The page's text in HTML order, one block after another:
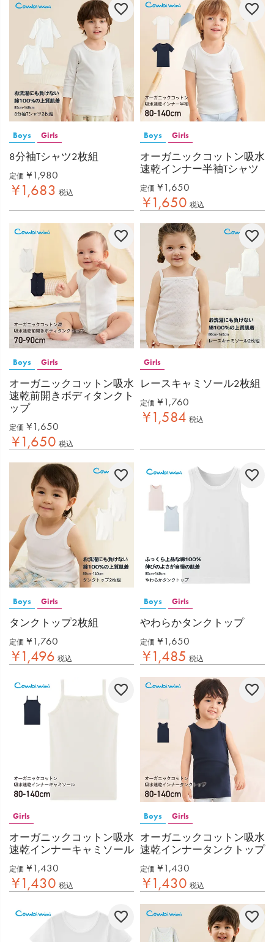
Boys Girls
8分袖Tシャツ2枚組
定価 ¥ 1,980
¥1,683 税込
Boys Girls
オーガニックコットン吸水
速乾インナー半袖Tシャツ
定価 ¥ 1,650
¥1,650 税込
Boys Girls
オーガニックコットン吸水
速乾前開きボディタンクト
ップ
定価 ¥ 1,650
¥1,650 税込
Girls
レースキャミソール2枚組
定価 ¥ 1,760
¥1,584 税込
Boys Girls
タンクトップ2枚組
定価 ¥ 1,760
¥1,496 税込
Boys Girls
やわらかタンクトップ
定価 ¥ 1,650
¥1,485 税込
Girls
オーガニックコットン吸水
速乾インナーキャミソール
定価 ¥ 1,430
¥1,430 税込
Boys Girls
オーガニックコットン吸水
速乾インナータンクトップ
定価 ¥ 1,430
¥1,430 税込